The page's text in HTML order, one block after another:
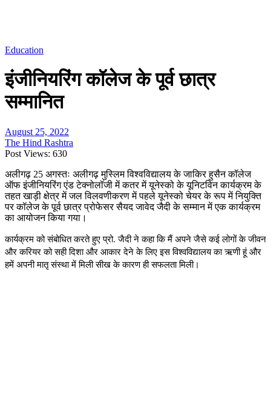
Education
इंजीनियरिंग कॉलेज के पूर्व छात्र
सम्मानित
August 25, 2022
The Hind Rashtra
Post Views: 630
अलीगढ़ 25 अगस्तः अलीगढ़ मुस्लिम विश्वविद्यालय के जाकिर हुसैन कॉलेज
ऑफ इंजीनियरिंग एंड टेक्नोलॉजी में कतर में यूनेस्को के यूनिटविन कार्यक्रम के
तहत खाड़ी क्षेत्र में जल विलवणीकरण में पहले यूनेस्को चेयर के रूप में नियुक्ति
पर कॉलेज के पूर्व छात्र प्रोफेसर सैयद जावेद जैदी के सम्मान में एक कार्यक्रम
का आयोजन किया गया।
कार्यक्रम को संबोधित करते हुए प्रो. जैदी ने कहा कि मैं अपने जैसे कई लोगों के जीवन
और करियर को सही दिशा और आकार देने के लिए इस विश्वविद्यालय का ऋणी हूं और
हमें अपनी मातृ संस्था में मिली सीख के कारण ही सफलता मिली।